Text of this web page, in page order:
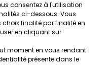
client
consentez à l'utilisation
ci-dessous. Vous
finalité par finalité en
en cliquant sur
moment en vous rendant
présente dans le